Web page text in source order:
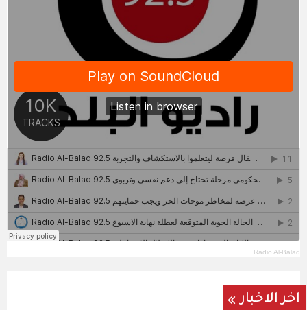
Radio Al-Balad
اخر الاخبار